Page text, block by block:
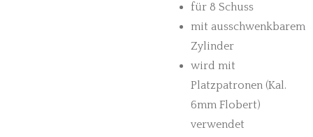
für 8 Schuss
mit ausschwenkbarem
Zylinder
wird mit
Platzpatronen (Kal.
6mm Flobert)
verwendet